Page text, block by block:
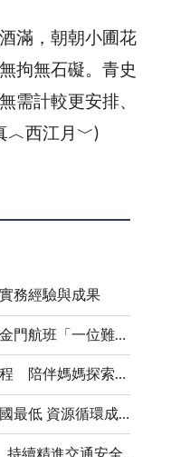
滿，朝朝小圃花
拘無石礙。青史
需計較更安排、
︿西江月﹀)
務經驗與成果
《金門瞭望》中央應正視金門航班「一位難求」問題
永齡基金會辦親子職涯課程 陪伴媽媽探索自我
金門人均一般垃圾量為全國最低 資源循環成果獲肯定 逐步邁向永續島嶼典範
縣府召開第3季道安會報 持續精進交通安全作為